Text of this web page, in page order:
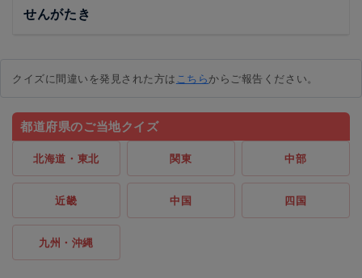
せんがたき
クイズに間違いを発見された方はこちらからご報告ください。
都道府県のご当地クイズ
北海道・東北 関東 中部
近畿 中国 四国
九州・沖縄